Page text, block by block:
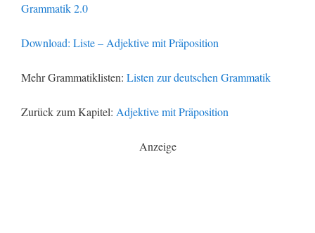
Grammatik 2.0
Download: Liste – Adjektive mit Präposition
Mehr Grammatiklisten: Listen zur deutschen Grammatik
Zurück zum Kapitel: Adjektive mit Präposition
Anzeige